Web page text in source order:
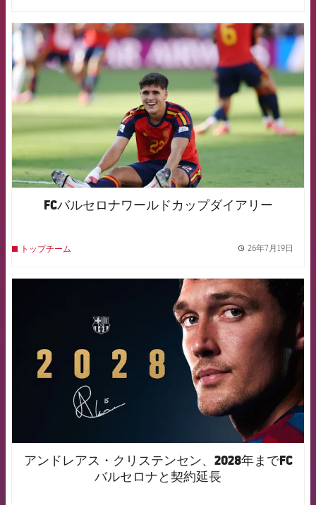
FCB Barcelona badge
FCバルセロナワールドカップダイアリー
トップチーム 26年7月19日
FCB Barcelona badge
アンドレアス・クリステンセン、2028年までFC
バルセロナと契約延長